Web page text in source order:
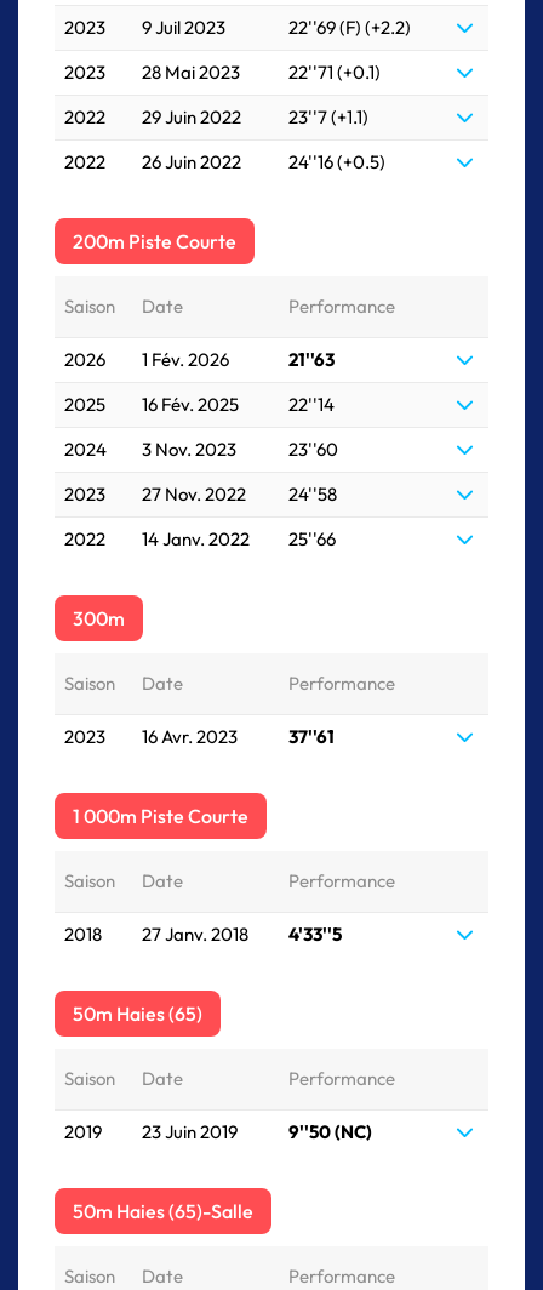
2023 9 Juil 2023
22''69 (F) (+2.2)
2023
28 Mai 2023
22''71 (+0.1)
2022
29 Juin 2022
23''7 (+1.1)
2022
26 Juin 2022 24''16 (+0.5)
200m Piste Courte
Saison Date Performance
2026 1 Fév. 2026
21''63
2025
16 Fév. 2025
22''14
2024
3 Nov. 2023
23''60
2023
27 Nov. 2022
24''58
2022
14 Janv. 2022 25''66
300m
Saison Date Performance
2023 16 Avr. 2023 37''61
1 000m Piste Courte
Saison Date Performance
2018 27 Janv. 2018 4'33''5
50m Haies (65)
Saison Date Performance
2019 23 Juin 2019 9''50 (NC)
50m Haies (65)-Salle
Saison Date Performance